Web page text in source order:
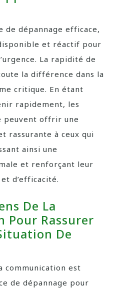
de dépannage efficace,
et réactif pour
La rapidité de
la différence dans la
critique. En étant
rapidement, les
peuvent offrir une
rassurante à ceux qui
ainsi une
et renforçant leur
d’efficacité.
De La
Pour Rassurer
De
communication est
de dépannage pour